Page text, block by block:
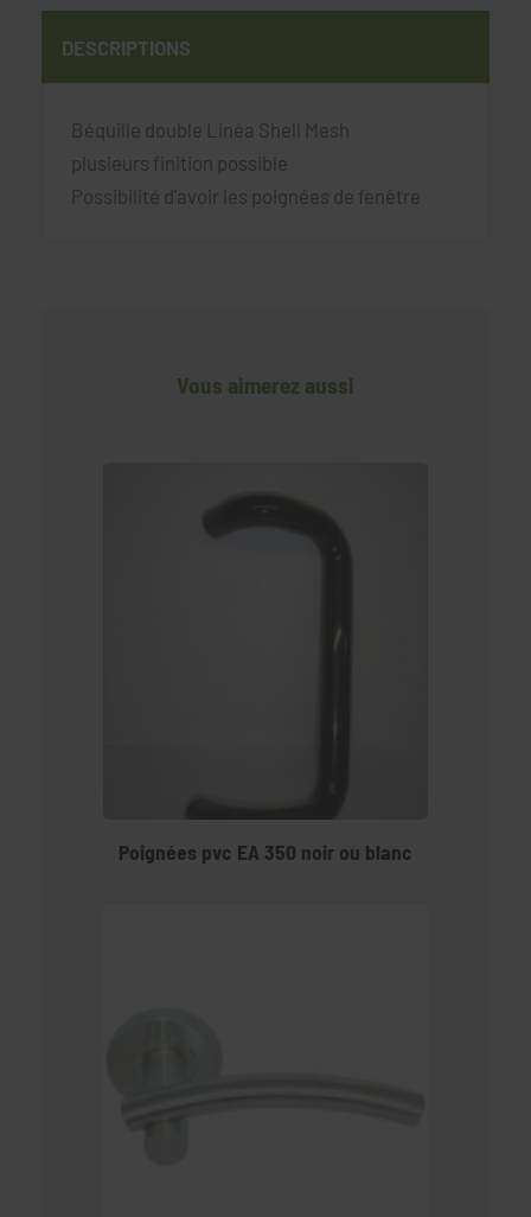
DESCRIPTIONS
Béquille double Linéa Shell Mesh
plusieurs finition possible
Possibilité d'avoir les poignées de fenêtre
Vous aimerez aussi
Poignées pvc EA 350 noir ou blanc